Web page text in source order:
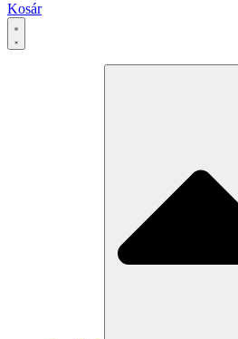
Kosár